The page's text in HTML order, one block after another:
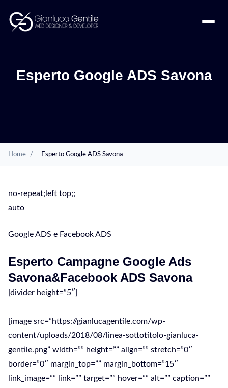
Esperto Google ADS Savona
Home / Esperto Google ADS Savona
no-repeat;left top;;
auto
Google ADS e Facebook ADS
Esperto Campagne Google Ads
Savona&Facebook ADS Savona
[divider height=”5″]
[image src=”https://gianlucagentile.com/wp-
content/uploads/2018/08/linea-sottotitolo-gianluca-
gentile.png” width=”” height=”” align=”” stretch=”0″
border=”0″ margin_top=”” margin_bottom=”15″
link_image=”” link=”” target=”” hover=”” alt=”” caption=””